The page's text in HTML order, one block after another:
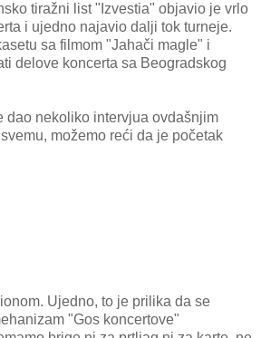
tiražni list "Izvestia" objavio je vrlo
i ujedno najavio dalji tok turneje.
sa filmom "Jahači magle" i
delove koncerta sa Beogradskog
dao nekoliko intervjua ovdašnjim
možemo reći da je početak
Ujedno, to je prilika da se
"Gos koncertove"